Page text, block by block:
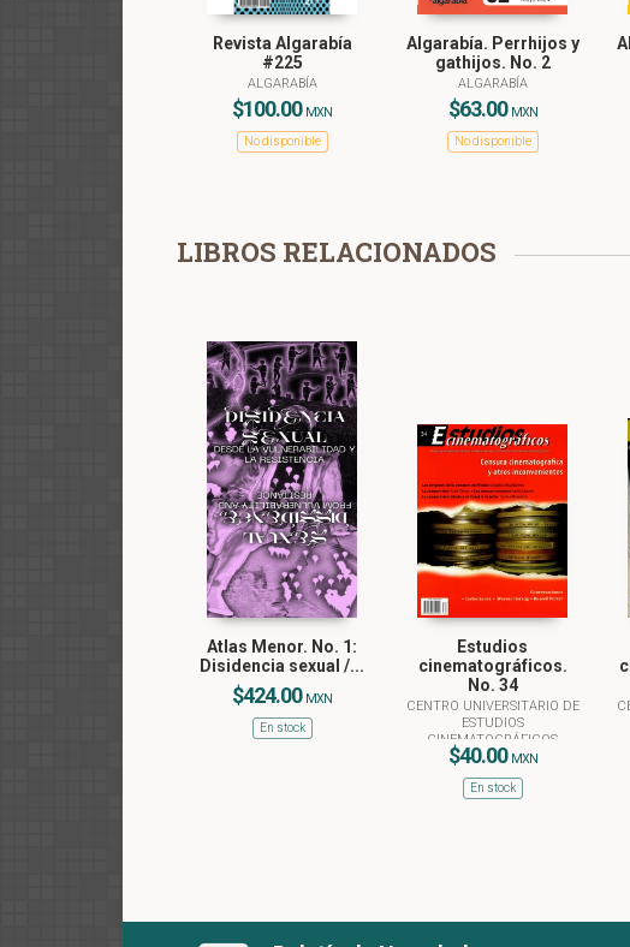
Revista Algarabía
#225
ALGARABÍA
$100.00 MXN
No disponible
Algarabía. Perrhijos y
gathijos. No. 2
ALGARABÍA
$63.00 MXN
No disponible
LIBROS RELACIONADOS
Atlas Menor. No. 1:
Disidencia sexual /...
$424.00 MXN
En stock
Estudios
cinematográficos.
No. 34
CENTRO UNIVERSITARIO DE
ESTUDIOS
CINEMATOGRÁFICOS
$40.00 MXN
En stock